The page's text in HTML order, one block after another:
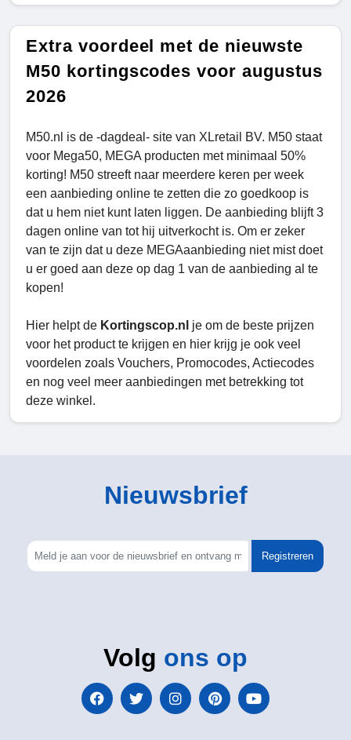
Extra voordeel met de nieuwste
M50 kortingscodes voor augustus
2026
M50.nl is de -dagdeal- site van XLretail BV. M50 staat
voor Mega50, MEGA producten met minimaal 50%
korting! M50 streeft naar meerdere keren per week
een aanbieding online te zetten die zo goedkoop is
dat u hem niet kunt laten liggen. De aanbieding blijft 3
dagen online van tot hij uitverkocht is. Om er zeker
van te zijn dat u deze MEGAaanbieding niet mist doet
u er goed aan deze op dag 1 van de aanbieding al te
kopen!
Hier helpt de Kortingscop.nl je om de beste prijzen
voor het product te krijgen en hier krijg je ook veel
voordelen zoals Vouchers, Promocodes, Actiecodes
en nog veel meer aanbiedingen met betrekking tot
deze winkel.
Nieuwsbrief
Registreren
Volg ons op